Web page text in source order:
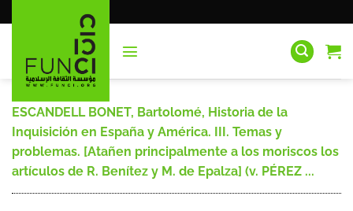
al
ESCANDELL BONET, Bartolomé, Historia de la
Inquisición en España y América. III. Temas y
problemas. [Atañen principalmente a los moriscos los
artículos de R. Benítez y M. de Epalza] (v. PÉREZ ...